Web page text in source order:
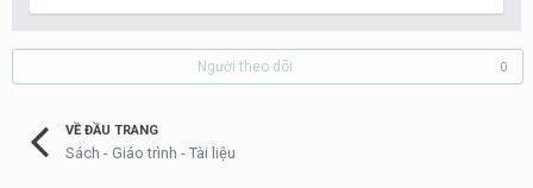
Người theo dõi 0
VỀ ĐẦU TRANG
Sách - Giáo trình - Tài liệu